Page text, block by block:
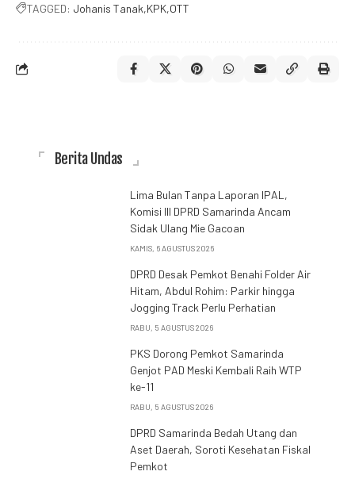
TAGGED: Johanis Tanak KPK OTT
Berita Undas
Lima Bulan Tanpa Laporan IPAL,
Komisi III DPRD Samarinda Ancam
Sidak Ulang Mie Gacoan
KAMIS, 6 AGUSTUS 2026
DPRD Desak Pemkot Benahi Folder Air
Hitam, Abdul Rohim: Parkir hingga
Jogging Track Perlu Perhatian
RABU, 5 AGUSTUS 2026
PKS Dorong Pemkot Samarinda
Genjot PAD Meski Kembali Raih WTP
ke-11
RABU, 5 AGUSTUS 2026
DPRD Samarinda Bedah Utang dan
Aset Daerah, Soroti Kesehatan Fiskal
Pemkot